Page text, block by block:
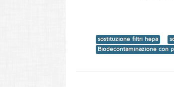
sostituzione filtri hepa
Biodecontaminazione con